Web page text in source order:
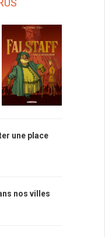
une place
nos villes